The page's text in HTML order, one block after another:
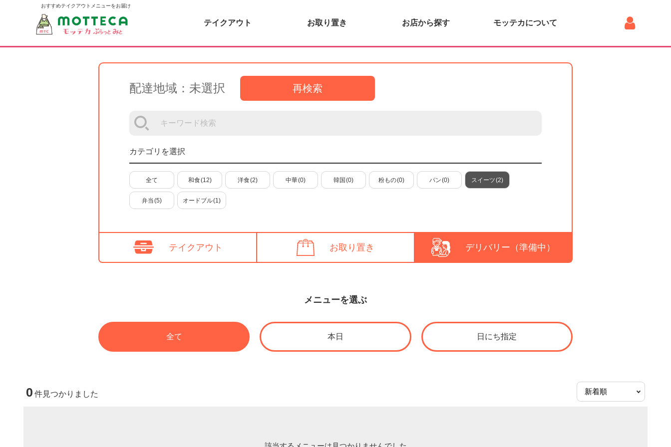
おすすめテイクアウトメニューをお届け
テイクアウト お取り置き お店から探す モッテカについて
配達地域：未選択 再検索
カテゴリを選択
全て 和食(12) 洋食(2) 中華(0) 韓国(0) 粉もの(0) パン(0) スイーツ(2)
弁当(5) オードブル(1)
テイクアウト お取り置き デリバリー（準備中）
メニューを選ぶ
全て 本日 日にち指定
0 件見つかりました